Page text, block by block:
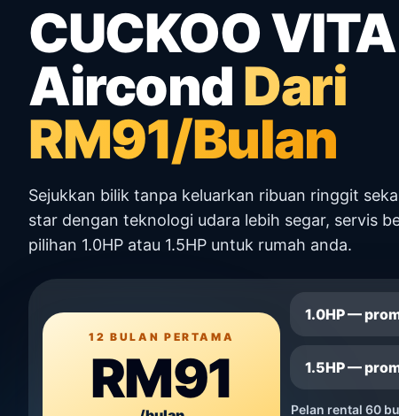
CUCKOO
AircondDari
RM91/Bulan
Sejukkan bilik tanpa keluarkan ribuan ringgit
star dengan teknologi udara lebih segar, servis
pilihan 1.0HP atau 1.5HP untuk rumah anda.
12 BULAN PERTAMA
RM91
1.0HP —
1.5HP —
Pelan rental 60